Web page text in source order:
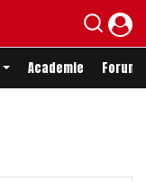
Academie Forum